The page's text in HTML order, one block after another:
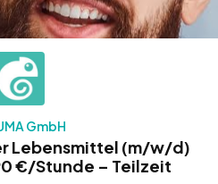
GmbH
Lebensmittel (m/w/d)
€/Stunde – Teilzeit